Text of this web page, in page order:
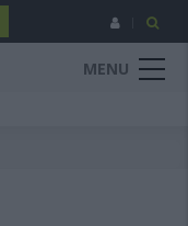
MENU